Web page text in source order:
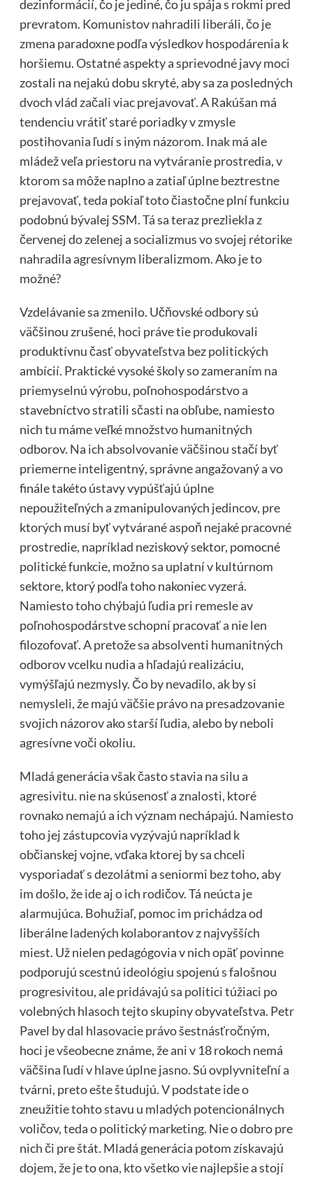
dezinformácií, čo je jediné, čo ju spája s rokmi pred
prevratom. Komunistov nahradili liberáli, čo je
zmena paradoxne podľa výsledkov hospodárenia k
horšiemu. Ostatné aspekty a sprievodné javy moci
zostali na nejakú dobu skryté, aby sa za posledných
dvoch vlád začali viac prejavovať. A Rakúšan má
tendenciu vrátiť staré poriadky v zmysle
postihovania ľudí s iným názorom. Inak má ale
mládež veľa priestoru na vytváranie prostredia, v
ktorom sa môže naplno a zatiaľ úplne beztrestne
prejavovať, teda pokiaľ toto čiastočne plní funkciu
podobnú bývalej SSM. Tá sa teraz prezliekla z
červenej do zelenej a socializmus vo svojej rétorike
nahradila agresívnym liberalizmom. Ako je to
možné?
Vzdelávanie sa zmenilo. Učňovské odbory sú
väčšinou zrušené, hoci práve tie produkovali
produktívnu časť obyvateľstva bez politických
ambícií. Praktické vysoké školy so zameraním na
priemyselnú výrobu, poľnohospodárstvo a
stavebníctvo stratili sčasti na obľube, namiesto
nich tu máme veľké množstvo humanitných
odborov. Na ich absolvovanie väčšinou stačí byť
priemerne inteligentný, správne angažovaný a vo
finále takéto ústavy vypúšťajú úplne
nepoužiteľných a zmanipulovaných jedincov, pre
ktorých musí byť vytvárané aspoň nejaké pracovné
prostredie, napríklad neziskový sektor, pomocné
politické funkcie, možno sa uplatní v kultúrnom
sektore, ktorý podľa toho nakoniec vyzerá.
Namiesto toho chýbajú ľudia pri remesle av
poľnohospodárstve schopní pracovať a nie len
filozofovať. A pretože sa absolventi humanitných
odborov vcelku nudia a hľadajú realizáciu,
vymýšľajú nezmysly. Čo by nevadilo, ak by si
nemysleli, že majú väčšie právo na presadzovanie
svojich názorov ako starší ľudia, alebo by neboli
agresívne voči okoliu.
Mladá generácia však často stavia na silu a
agresivitu. nie na skúsenosť a znalosti, ktoré
rovnako nemajú a ich význam nechápajú. Namiesto
toho jej zástupcovia vyzývajú napríklad k
občianskej vojne, vďaka ktorej by sa chceli
vysporiadať s dezolátmi a seniormi bez toho, aby
im došlo, že ide aj o ich rodičov. Tá neúcta je
alarmujúca. Bohužiaľ, pomoc im prichádza od
liberálne ladených kolaborantov z najvyšších
miest. Už nielen pedagógovia v nich opäť povinne
podporujú scestnú ideológiu spojenú s falošnou
progresivitou, ale pridávajú sa politici túžiaci po
volebných hlasoch tejto skupiny obyvateľstva. Petr
Pavel by dal hlasovacie právo šestnásťročným,
hoci je všeobecne známe, že ani v 18 rokoch nemá
väčšina ľudí v hlave úplne jasno. Sú ovplyvniteľní a
tvárni, preto ešte študujú. V podstate ide o
zneužitie tohto stavu u mladých potencionálnych
voličov, teda o politický marketing. Nie o dobro pre
nich či pre štát. Mladá generácia potom získavajú
dojem, že je to ona, kto všetko vie najlepšie a stojí